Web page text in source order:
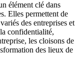
élément clé dans
Elles permettent de
des entreprises et
confidentialité,
les cloisons de
des lieux de